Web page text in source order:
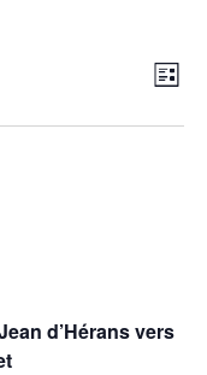
de
Liste
d’Hérans vers